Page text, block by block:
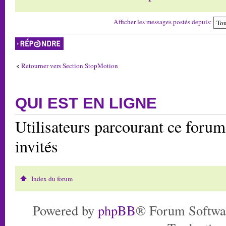
Afficher les messages postés depuis:
Répondre
Retourner vers Section StopMotion
QUI EST EN LIGNE
Utilisateurs parcourant ce
invités
Index du forum
Powered by phpBB® Forum